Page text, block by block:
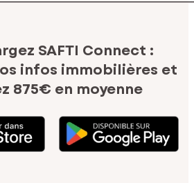
SAFTI Connect :
infos immobilières et
875€ en moyenne